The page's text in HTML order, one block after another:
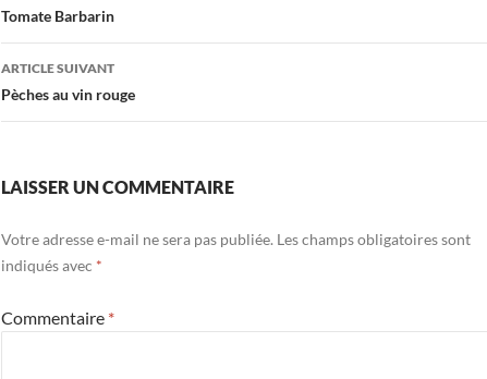
des
articles
Tomate Barbarin
ARTICLE SUIVANT
Pèches au vin rouge
LAISSER UN COMMENTAIRE
Votre adresse e-mail ne sera pas publiée. Les champs obligatoires sont
indiqués avec *
Commentaire *